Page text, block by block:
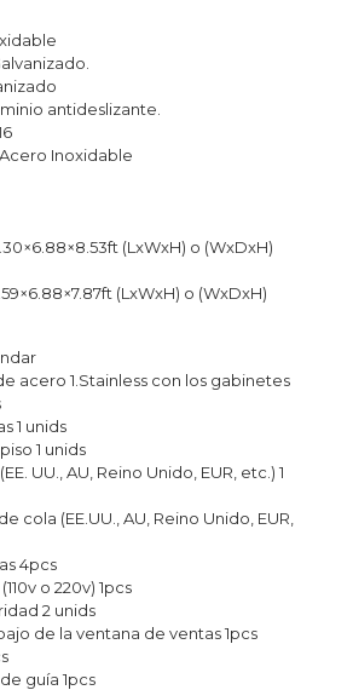
antideslizante.
Inoxidable
(LxWxH) o (WxDxH)
(LxWxH) o (WxDxH)
acero 1.Stainless con los gabinetes
1 unids
1 unids
UU., AU, Reino Unido, EUR, etc.) 1
cola (EE.UU., AU, Reino Unido, EUR,
4pcs
o 220v) 1pcs
2 unids
de la ventana de ventas 1pcs
guía 1pcs